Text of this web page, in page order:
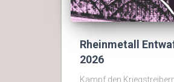
Rheinmetall
2026
Kampf den